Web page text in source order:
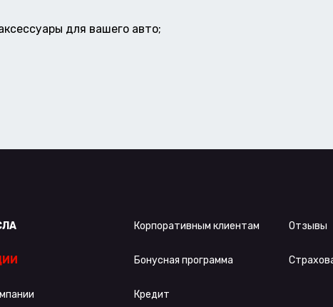
для вашего авто;
Корпоративным клиентам
Бонусная программа
Кредит
Отзывы